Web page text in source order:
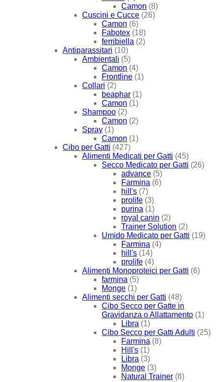
Camon (8)
Cuscini e Cucce (26)
Camon (6)
Fabotex (18)
ferribiella (2)
Antiparassitari (10)
Ambientali (5)
Camon (4)
Frontline (1)
Collari (2)
beaphar (1)
Camon (1)
Shampoo (2)
Camon (2)
Spray (1)
Camon (1)
Cibo per Gatti (427)
Alimenti Medicati per Gatti (45)
Secco Medicato per Gatti (26)
advance (5)
Farmina (6)
hill's (7)
prolife (3)
purina (1)
royal canin (2)
Trainer Solution (2)
Umido Medicato per Gatti (19)
Farmina (4)
hill's (14)
prolife (4)
Alimenti Monoproteici per Gatti (6)
farmina (5)
Monge (1)
Alimenti secchi per Gatti (48)
Cibo Secco per Gatte in
Gravidanza o Allattamento (1)
Libra (1)
Cibo Secco per Gatti Adulti (25)
Farmina (8)
Hill's (1)
Libra (3)
Monge (3)
Natural Trainer (8)